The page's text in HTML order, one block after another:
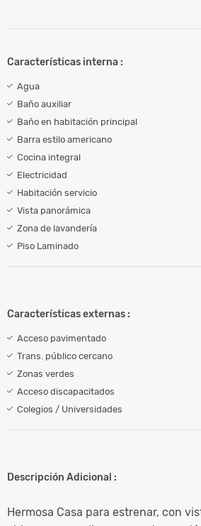
Características interna :
Agua
Baño auxiliar
Baño en habitación principal
Barra estilo americano
Cocina integral
Electricidad
Habitación servicio
Vista panorámica
Zona de lavandería
Piso Laminado
Características externas :
Acceso pavimentado
Trans. público cercano
Zonas verdes
Acceso discapacitados
Colegios / Universidades
Descripción Adicional :
Hermosa Casa para estrenar, con